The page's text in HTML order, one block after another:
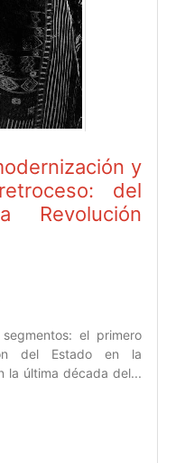
y
del
Revolución
el primero
del Estado en la
la última década del...